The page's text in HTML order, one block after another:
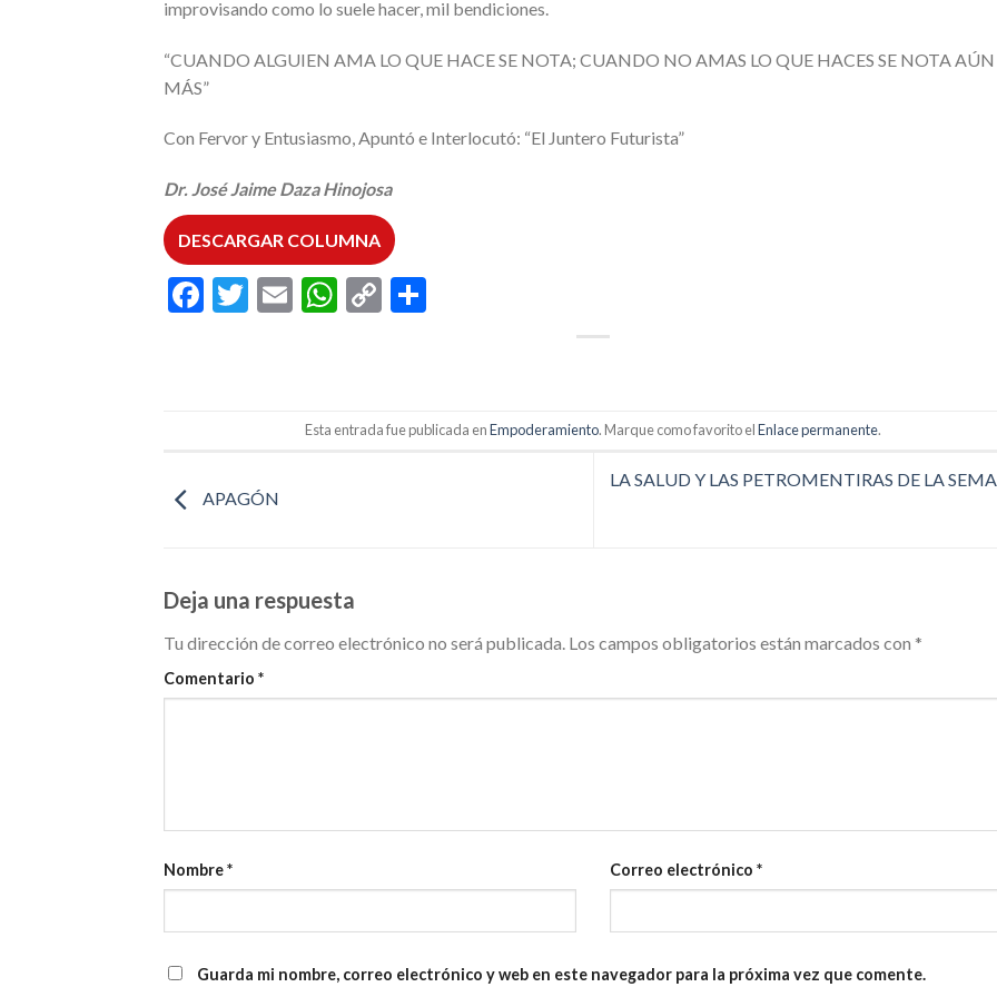
improvisando como lo suele hacer, mil bendiciones.
“CUANDO ALGUIEN AMA LO QUE HACE SE NOTA; CUANDO NO AMAS LO QUE HACES SE NOTA AÚN
MÁS”
Con Fervor y Entusiasmo, Apuntó e Interlocutó: “El Juntero Futurista”
Dr. José Jaime Daza Hinojosa
DESCARGAR COLUMNA
Facebook
Twitter
EmailWhatsApp
Copy
Esta entrada fue publicada enEmpoderamiento. Marque como favorito elEnlace permanente.
APAGÓN
LA SALUD Y LAS PETROMENTIRAS DE LA
Deja una respuesta
Tu dirección de correo electrónico no será publicada. Los campos obligatorios están marcados con *
Comentario *
Nombre* Correo electrónico*
Guarda mi nombre, correo electrónico y web en este navegador para la próxima vez que comente.